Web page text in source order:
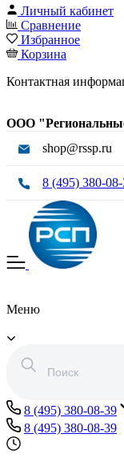
Личный кабинет
Сравнение
Избранное
Корзина
Контактная
ООО
shop@rssp.ru
8 (495) 380-
Меню
8 (495) 380-08-39
8 (495) 380-08-39